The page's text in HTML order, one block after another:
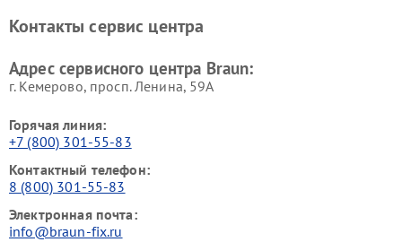
Контакты сервис центра
Адрес сервисного центра Braun:
г. Кемерово, просп. Ленина, 59А
Горячая линия:
+7 (800) 301-55-83
Контактный телефон:
8 (800) 301-55-83
Электронная почта:
info@braun-fix.ru